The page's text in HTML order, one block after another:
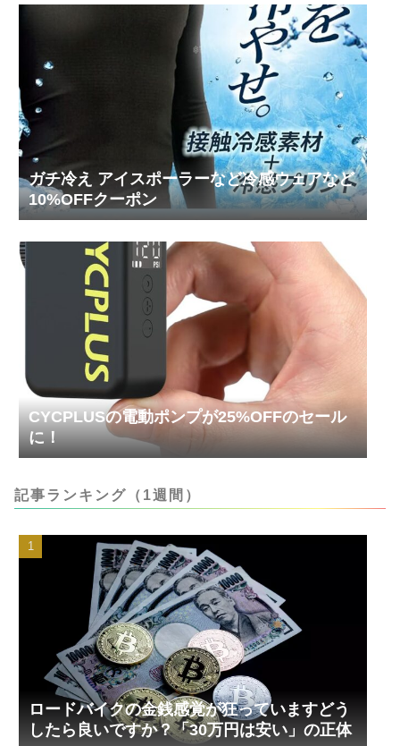
ガチ冷え アイスポーラーなど冷感ウェアなど
10%OFFクーポン
CYCPLUSの電動ポンプが25%OFFのセール
に！
記事ランキング（1週間）
ロードバイクの金銭感覚が狂っていますどう
したら良いですか？「30万円は安い」の正体